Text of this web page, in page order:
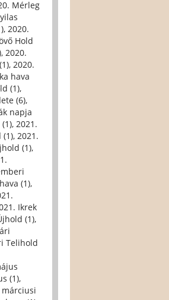
Mérleg
, 2020.
Hold
, 2020.
, 2020.
hava
(1),
(6),
napja
, 2021.
(1), 2021.
(1),
(1),
Ikrek
(1),
Telihold
(1),
márciusi